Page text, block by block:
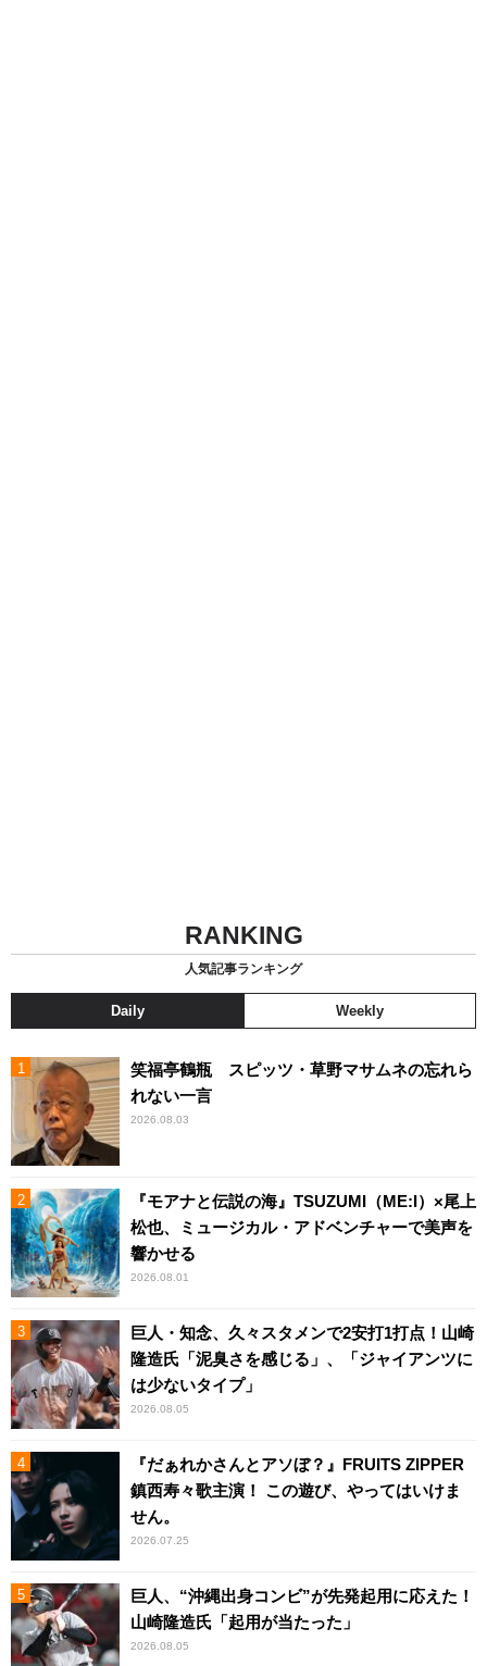
RANKING
人気記事ランキング
Daily Weekly
笑福亭鶴瓶 スピッツ・草野マサムネの忘れら
れない一言
2026.08.03
『モアナと伝説の海』TSUZUMI（ME:I）×尾上
松也、ミュージカル・アドベンチャーで美声を
響かせる
2026.08.01
巨人・知念、久々スタメンで2安打1打点！山崎
隆造氏「泥臭さを感じる」、「ジャイアンツに
は少ないタイプ」
2026.08.05
『だぁれかさんとアソぼ？』FRUITS ZIPPER
鎮西寿々歌主演！ この遊び、やってはいけま
せん。
2026.07.25
巨人、“沖縄出身コンビ”が先発起用に応えた！
山崎隆造氏「起用が当たった」
2026.08.05